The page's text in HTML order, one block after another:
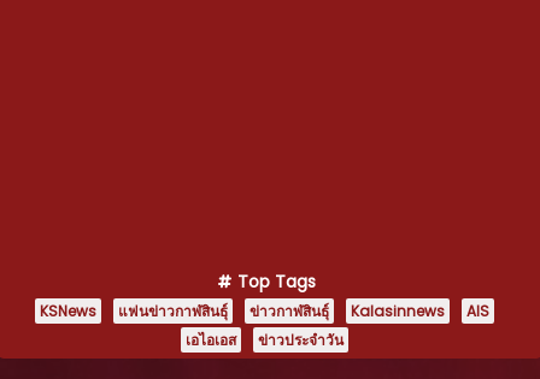
Top Tags
KSNews แฟนข่าวกาฬสินธุ์ ข่าวกาฬสินธุ์ Kalasinnews
AIS
เอไอเอส
ข่าวประจำวัน